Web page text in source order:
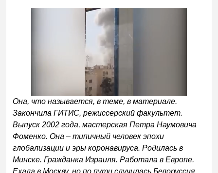
Она, что называется, в теме, в материале.
Закончила ГИТИС, режиссерский факультет.
Выпуск 2002 года, мастерская Петра Наумовича
Фоменко. Она – типичный человек эпохи
глобализации и эры коронавируса. Родилась в
Минске. Гражданка Израиля. Работала в Европе.